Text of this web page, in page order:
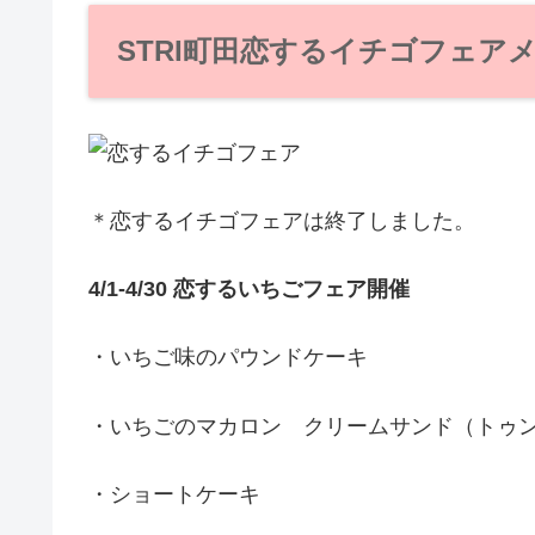
STRI町田恋するイチゴフェア
＊恋するイチゴフェアは終了しました。
4/1-4/30 恋するいちごフェア開催
・いちご味のパウンドケーキ
・いちごのマカロン クリームサンド（トゥン
・ショートケーキ